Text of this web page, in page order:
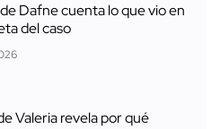
Dafne cuenta lo que vio en
del caso
Valeria revela por qué